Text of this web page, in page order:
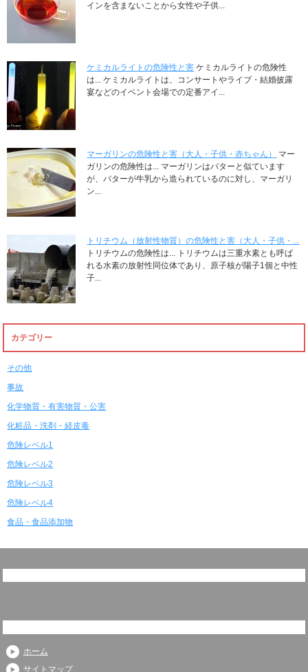
インを含まないことから女性や子供...
ケミカルライトの危険性と害 ケミカルライトの危険性
は... ケミカルライトは、コンサートやライブ・結婚披露
宴などのイベント会場での定番アイ...
マーガリンの危険性と害（大人・子供・赤ちゃん）
マー
ガリンの危険性は... マーガリンはバターと似ています
が、バターが牛乳から造られているのに対し、マーガリ
ン...
トリチウム（放射性物質）の危険性と害（大人・子供・...
トリチウムの危険性は... トリチウムは三重水素とも呼ば
れる水素の放射性同位体であり、原子核が陽子1個と中性
子...
カテゴリー
その他
事故
化学物質・有害物質・公害
化粧品・洗剤・経皮毒
危険レベル1
危険レベル2
危険レベル3
危険レベル4
食品・食品添加物
ホーム
サイトマップ